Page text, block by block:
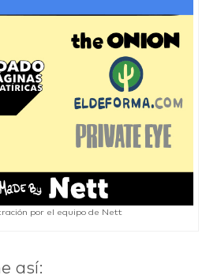
por el equipo de Nett
así: